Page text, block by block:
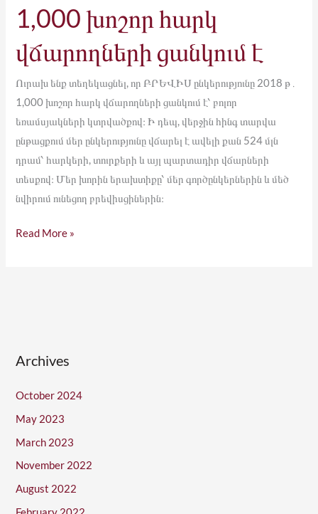
1,000 խոշոր հարկ
վճարողների ցանկում է
Ուրախ ենք տեղեկացնել, որ ԲՐԵՎԻՍ ընկերությունը 2018 թ․
1,000 խոշոր հարկ վճարողների ցանկում է՝ բոլոր
եռամսյակների կտրվածքով։ Ի դեպ, վերջին հինգ տարվա
ընթացքում մեր ընկերությունը վճարել է ավելի քան 524 մլն
դրամ՝ հարկերի, տուրքերի և այլ պարտադիր վճարների
տեսքով։ Մեր խորին երախտիքը՝ մեր գործընկերներին և մեծ
նվիրում ունեցող բրեվիսցիներին։
Read More »
Archives
October 2024
May 2023
March 2023
November 2022
August 2022